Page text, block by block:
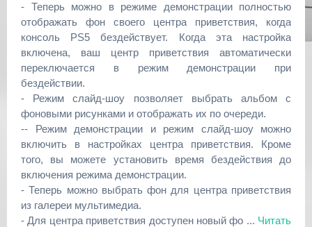
- Теперь можно в режиме демонстрации полностью
отображать фон своего центра приветствия, когда
консоль PS5 бездействует. Когда эта настройка
включена, ваш центр приветствия автоматически
переключается в режим демонстрации при
бездействии.
- Режим слайд-шоу позволяет выбрать альбом с
фоновыми рисунками и отображать их по очереди.
-- Режим демонстрации и режим слайд-шоу можно
включить в настройках центра приветствия. Кроме
того, вы можете установить время бездействия до
включения режима демонстрации.
- Теперь можно выбрать фон для центра приветствия
из галереи мультимедиа.
- Для центра приветствия доступен новый фо ... Читать